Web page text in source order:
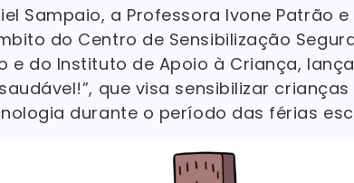
Sampaio, a Professora Ivone Patrão
do Centro de Sensibilização
e do Instituto de Apoio à Criança,
que visa sensibilizar
durante o período das férias